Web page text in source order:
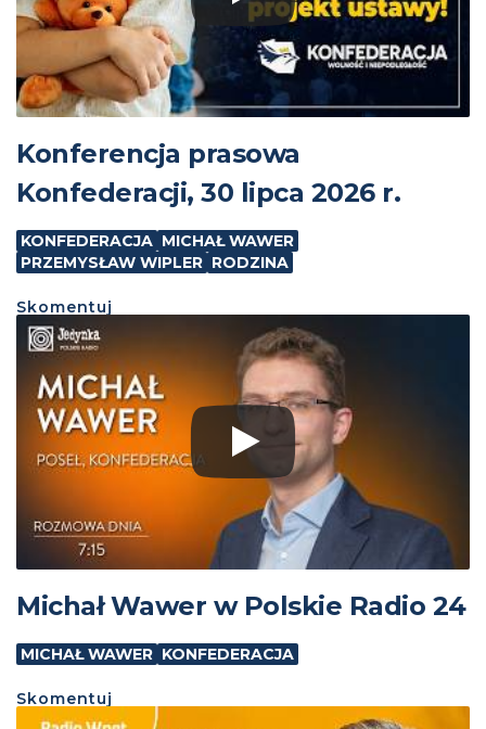
Konferencja prasowa
Konfederacji, 30 lipca 2026 r.
KONFEDERACJA MICHAŁ WAWER
PRZEMYSŁAW WIPLER RODZINA
Skomentuj
Michał Wawer w Polskie Radio 24
MICHAŁ WAWER KONFEDERACJA
Skomentuj